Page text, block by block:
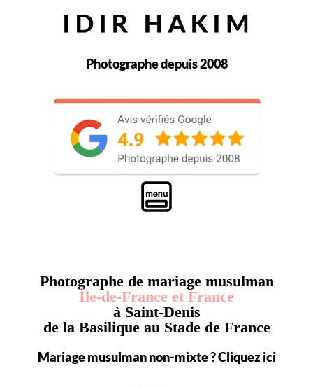
Photographe depuis 2008
Photographe de mariage musulman
Île-de-France et France
à Saint-Denis
de la Basilique au Stade de France
Mariage musulman non-mixte ? Cliquez ici